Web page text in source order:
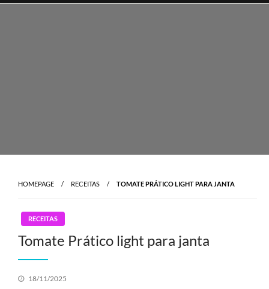
Skip
HOMEPAGE RECEITAS TOMATE PRÁTICO LIGHT PARA JANTA
RECEITAS
Tomate Prático light para janta
Posted
18/11/2025